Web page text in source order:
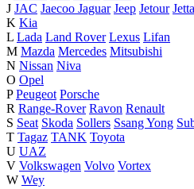
J JAC Jaecoo Jaguar Jeep Jetour Jetta
K Kia
L Lada Land Rover Lexus Lifan
M Mazda Mercedes Mitsubishi
N Nissan Niva
O Opel
P Peugeot Porsche
R Range-Rover Ravon Renault
S Seat Skoda Sollers Ssang Yong
T Tagaz TANK Toyota
U UAZ
V Volkswagen Volvo Vortex
W Wey